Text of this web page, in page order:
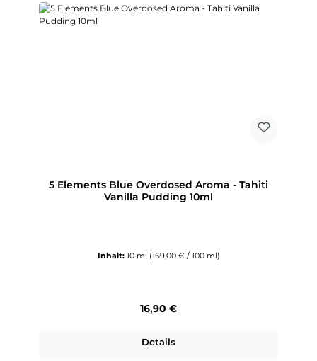
5 Elements Blue Overdosed Aroma - Tahiti
Vanilla Pudding 10ml
Inhalt: 10 ml (169,00 € / 100 ml)
Regulärer Preis:
16,90 €
Details